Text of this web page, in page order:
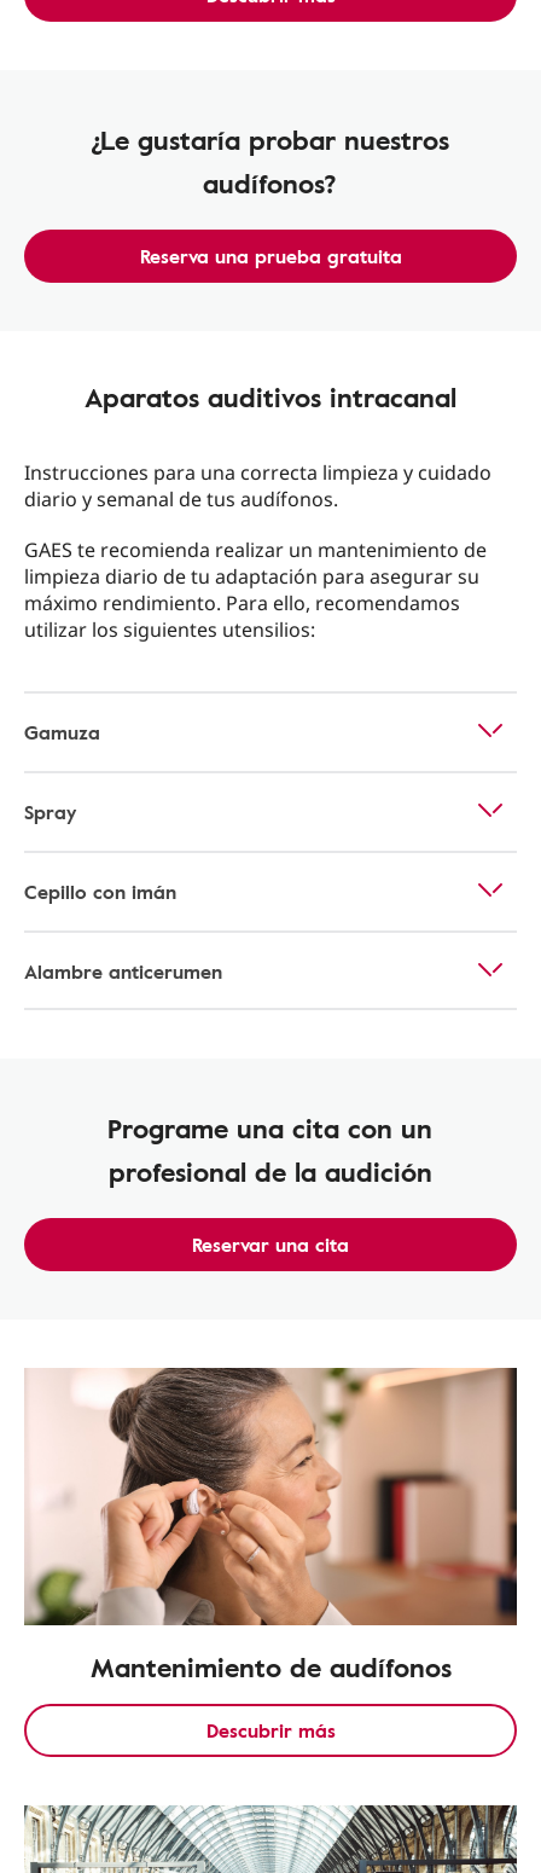
¿Le gustaría probar nuestros
audífonos?
Reserva una prueba gratuita
Aparatos auditivos intracanal
Instrucciones para una correcta limpieza y cuidado
diario y semanal de tus audífonos.
GAES te recomienda realizar un mantenimiento de
limpieza diario de tu adaptación para asegurar su
máximo rendimiento. Para ello, recomendamos
utilizar los siguientes utensilios:
Gamuza
Spray
Cepillo con imán
Alambre anticerumen
Programe una cita con un
profesional de la audición
Reservar una cita
Mantenimiento de audífonos
Descubrir más